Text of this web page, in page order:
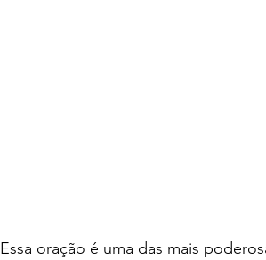
Essa oração é uma das mais